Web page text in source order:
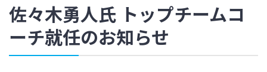
佐々木勇人氏 トップチームコ
ーチ就任のお知らせ